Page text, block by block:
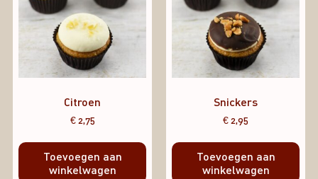
Citroen
€2,75
Toevoegen aan
winkelwagen
Snickers
€2,95
Toevoegen aan
winkelwagen